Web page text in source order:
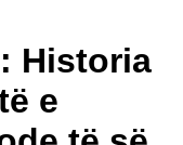
Historia
e